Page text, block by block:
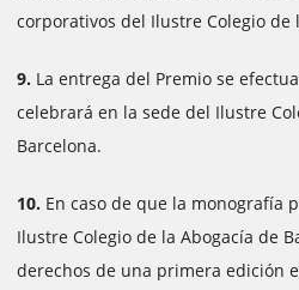
corporativos del Ilustre Colegio de
9. La entrega del Premio se
celebrará en la sede del Ilustre
Barcelona.
10. En caso de que la monografía
Ilustre Colegio de la Abogacía de
derechos de una primera edición